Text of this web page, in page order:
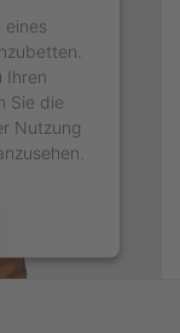
eines
Ihren
Sie die
Nutzung